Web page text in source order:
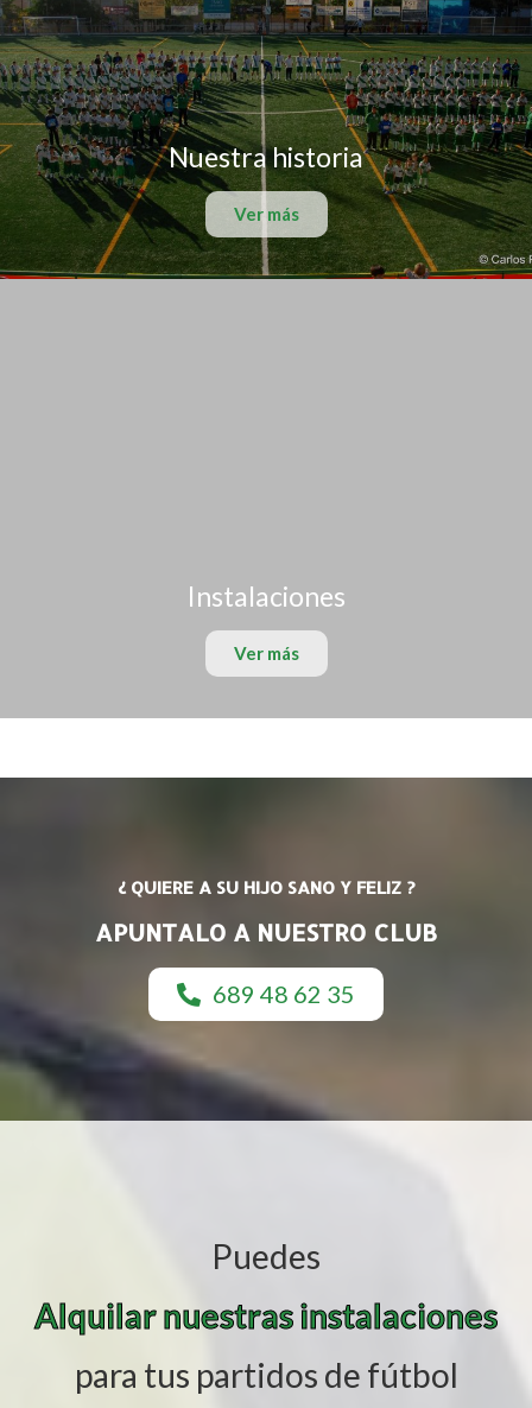
Nuestra historia
Ver más
Instalaciones
Ver más
¿ QUIERE A SU HIJO SANO Y FELIZ ?
APUNTALO A NUESTRO CLUB
689 48 62 35
Puedes
Alquilar nuestras instalaciones
para tus partidos de fútbol